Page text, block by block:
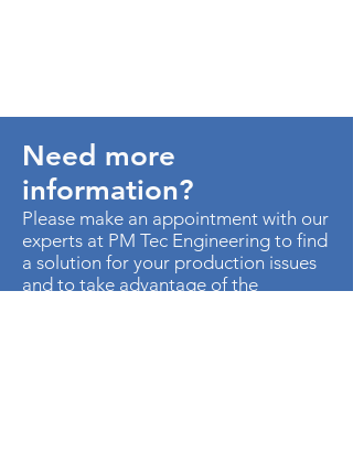
Need more
information?
Please make an appointment with our
experts at PM Tec Engineering to find
a solution for your production issues
and to take advantage of the